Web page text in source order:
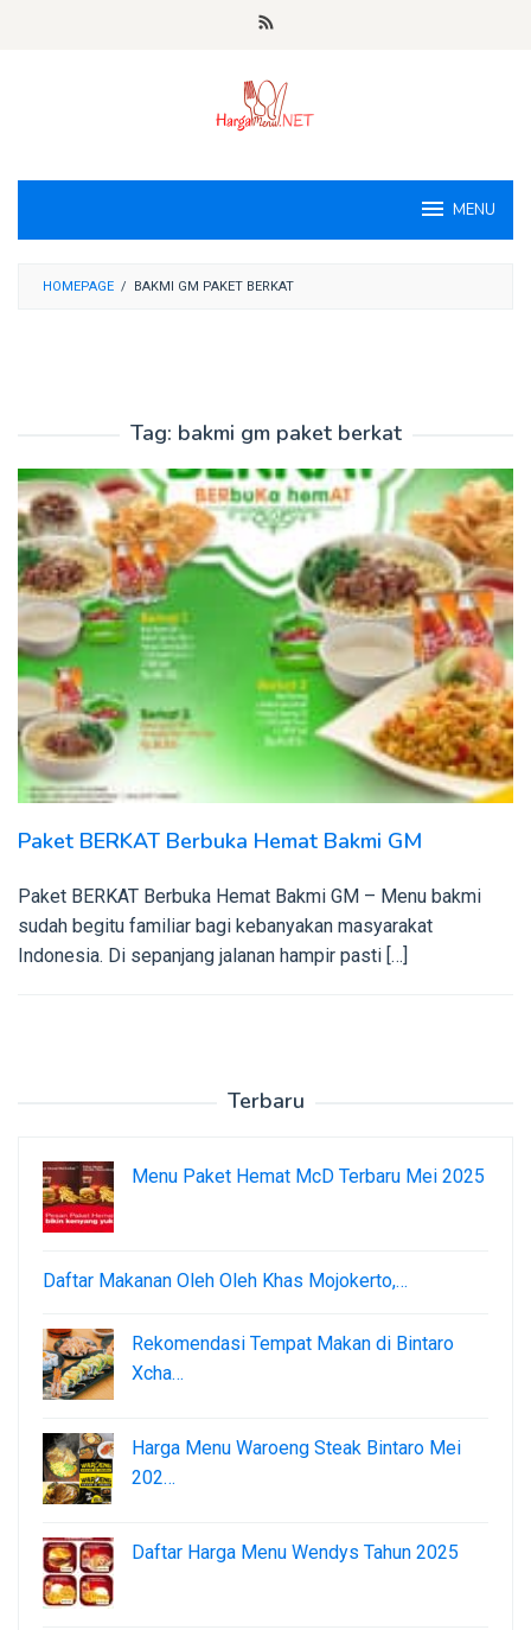
MENU
HOMEPAGE / BAKMI GM PAKET BERKAT
Tag: bakmi gm paket berkat
Paket BERKAT Berbuka Hemat Bakmi GM
Paket BERKAT Berbuka Hemat Bakmi GM – Menu bakmi
sudah begitu familiar bagi kebanyakan masyarakat
Indonesia. Di sepanjang jalanan hampir pasti […]
Terbaru
Menu Paket Hemat McD Terbaru Mei 2025
Daftar Makanan Oleh Oleh Khas Mojokerto,…
Rekomendasi Tempat Makan di Bintaro
Xcha…
Harga Menu Waroeng Steak Bintaro Mei
202…
Daftar Harga Menu Wendys Tahun 2025